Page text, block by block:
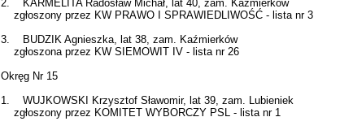
2. KARMELITA Radosław Michał, lat 40, zam. Każmierków
zgłoszony przez KW PRAWO I SPRAWIEDLIWOŚĆ - lista nr 3
3. BUDZIK Agnieszka, lat 38, zam. Kaźmierków
zgłoszona przez KW SIEMOWIT IV - lista nr 26
Okręg Nr 15
1. WUJKOWSKI Krzysztof Sławomir, lat 39, zam. Lubieniek
zgłoszony przez KOMITET WYBORCZY PSL - lista nr 1